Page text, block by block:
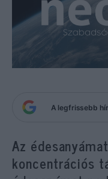
A legfrissebb
Az
koncentrációs